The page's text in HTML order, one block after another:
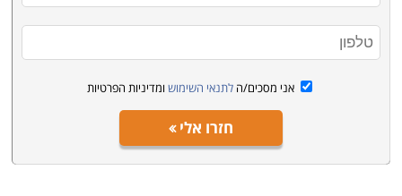
אני מסכים/ה לתנאי השימוש ומדיניות הפרטיות
חזרו אלי